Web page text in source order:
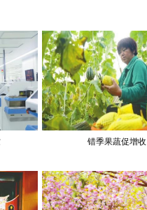
错季果蔬促增收